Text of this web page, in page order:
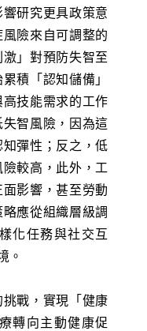
研究更具政策意
險來自可調整的
」對預防失智至
積「認知儲備」
技能需求的工作
失智風險，因為這
彈性；反之，低
較高，此外，工
影響，甚至勞動
應從組織層級調
化任務與社交互
。
戰，實現「健康
轉向主動健康促